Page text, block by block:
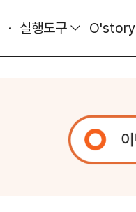
실행도구 O'story